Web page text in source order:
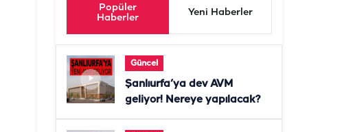
Popüler
Haberler
Yeni Haberler
Güncel
Şanlıurfa’ya dev AVM
geliyor! Nereye yapılacak?